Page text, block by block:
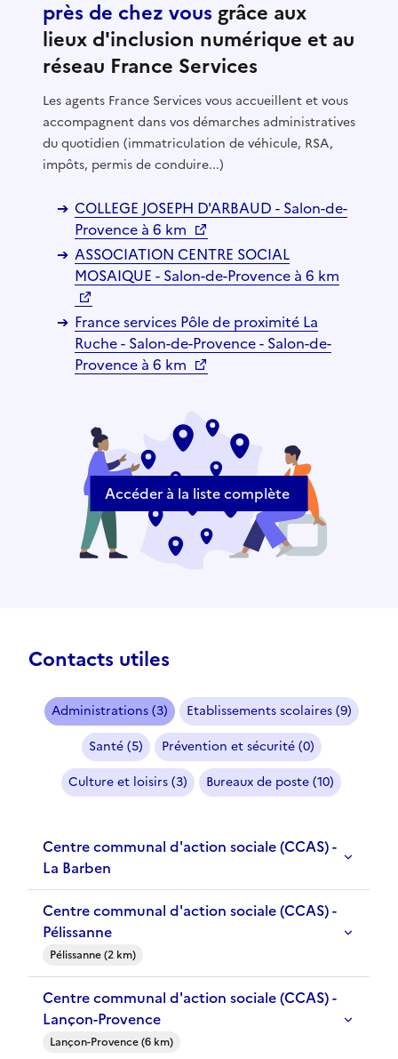
près de chez vous grâce aux
lieux d'inclusion numérique et au
réseau France Services
Les agents France Services vous accueillent et vous
accompagnent dans vos démarches administratives
du quotidien (immatriculation de véhicule, RSA,
impôts, permis de conduire...)
COLLEGE JOSEPH D'ARBAUD - Salon-de-
Provence à 6 km
ASSOCIATION CENTRE SOCIAL
MOSAIQUE - Salon-de-Provence à 6 km
France services Pôle de proximité La
Ruche - Salon-de-Provence - Salon-de-
Provence à 6 km
Accéder à la liste complète
Contacts utiles
Administrations (3)
Etablissements scolaires (9)
Santé (5)
Prévention et sécurité (0)
Culture et loisirs (3)
Bureaux de poste (10)
Centre communal d'action sociale (CCAS) -
La Barben
Centre communal d'action sociale (CCAS) -
Pélissanne
Pélissanne (2 km)
Centre communal d'action sociale (CCAS) -
Lançon-Provence
Lançon-Provence (6 km)